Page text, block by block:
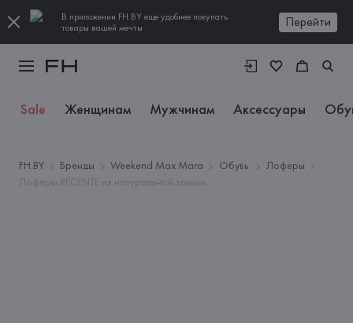
В приложении FH.BY еще удобнее покупать
товары вашей мечты
Перейти
Sale Женщинам Мужчинам Аксессуары
FH.BY Бренды Weekend Max Mara Обувь
Лоферы
Лоферы RECENTE из натуральной замши